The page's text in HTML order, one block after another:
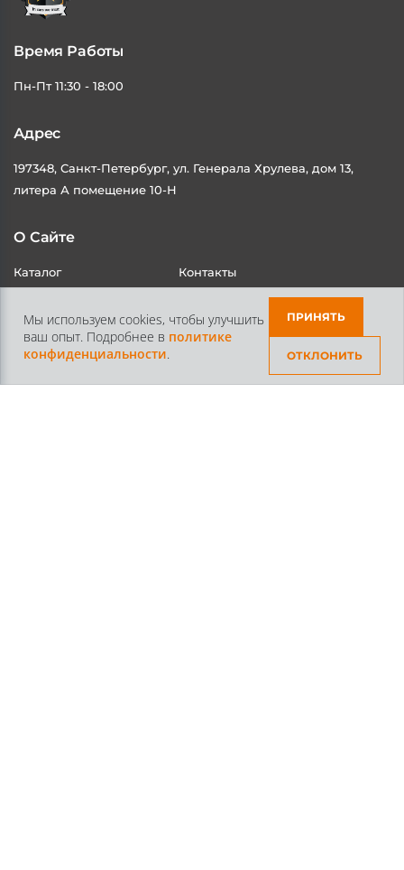
Мы используем cookies, чтобы улучшить
ваш опыт. Подробнее в политике
конфиденциальности.
ПРИНЯТЬ
ОТКЛОНИТЬ
Время Работы
Пн-Пт 11:30 - 18:00
Адрес
197348, Санкт-Петербург, ул. Генерала Хрулева, дом 13,
литера А помещение 10-Н
О Сайте
Каталог
Контакты